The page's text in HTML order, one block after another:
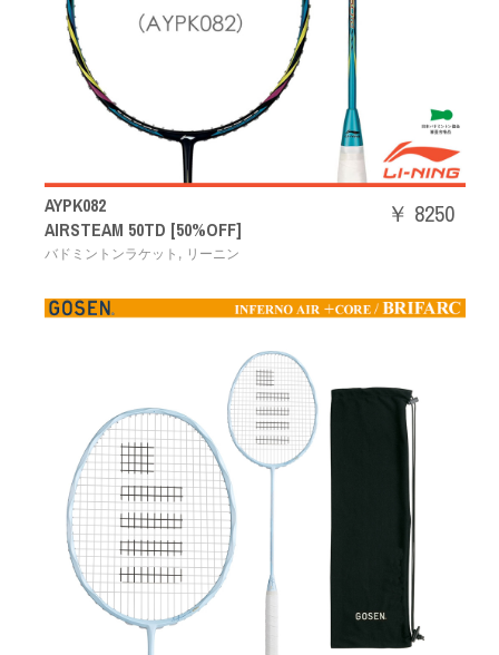
AYPK082
AIRSTEAM 50TD [50%OFF]
バドミントンラケット , リーニン
￥ 8250